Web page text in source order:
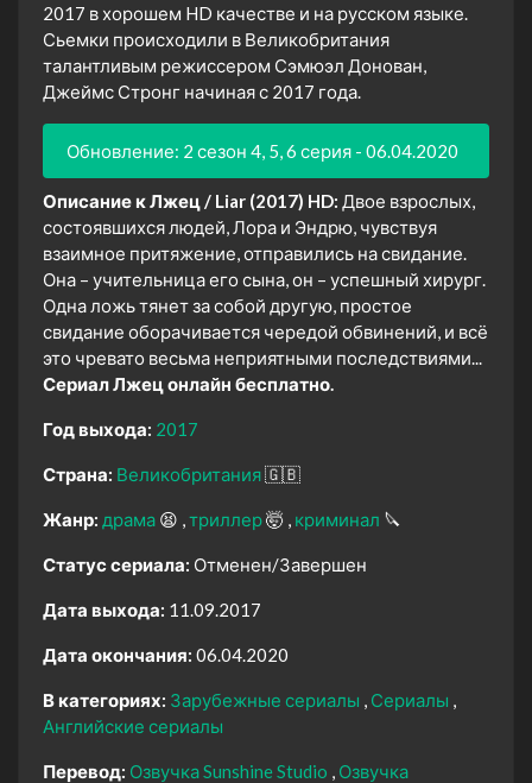
2017 в хорошем HD качестве и на русском языке.
Сьемки происходили в Великобритания
талантливым режиссером Сэмюэл Донован,
Джеймс Стронг начиная с 2017 года.
Обновление: 2 сезон 4, 5, 6 серия - 06.04.2020
Описание к Лжец / Liar (2017) HD: Двое взрослых,
состоявшихся людей, Лора и Эндрю, чувствуя
взаимное притяжение, отправились на свидание.
Она – учительница его сына, он – успешный хирург.
Одна ложь тянет за собой другую, простое
свидание оборачивается чередой обвинений, и всё
это чревато весьма неприятными последствиями...
Сериал Лжец онлайн бесплатно.
Год выхода: 2017
Страна: Великобритания🇬🇧
Жанр: драма 😫 триллер🤯 криминал 🔪
Статус сериала: Отменен/Завершен
Дата выхода: 11.09.2017
Дата окончания: 06.04.2020
В категориях: Зарубежные сериалы
Сериалы
Английские сериалы
Перевод: Озвучка Sunshine Studio
Озвучка